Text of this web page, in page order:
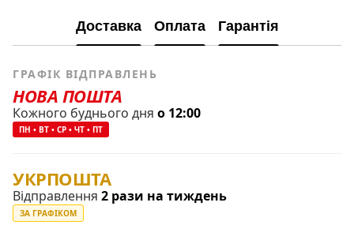
Доставка Оплата Гарантія
ГРАФІК ВІДПРАВЛЕНЬ
НОВА ПОШТА
Кожного буднього дня о 12:00
ПН • ВТ • СР • ЧТ • ПТ
УКРПОШТА
Відправлення 2 рази на тиждень
ЗА ГРАФІКОМ